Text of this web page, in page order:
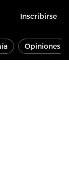
Inscribirse
Opiniones